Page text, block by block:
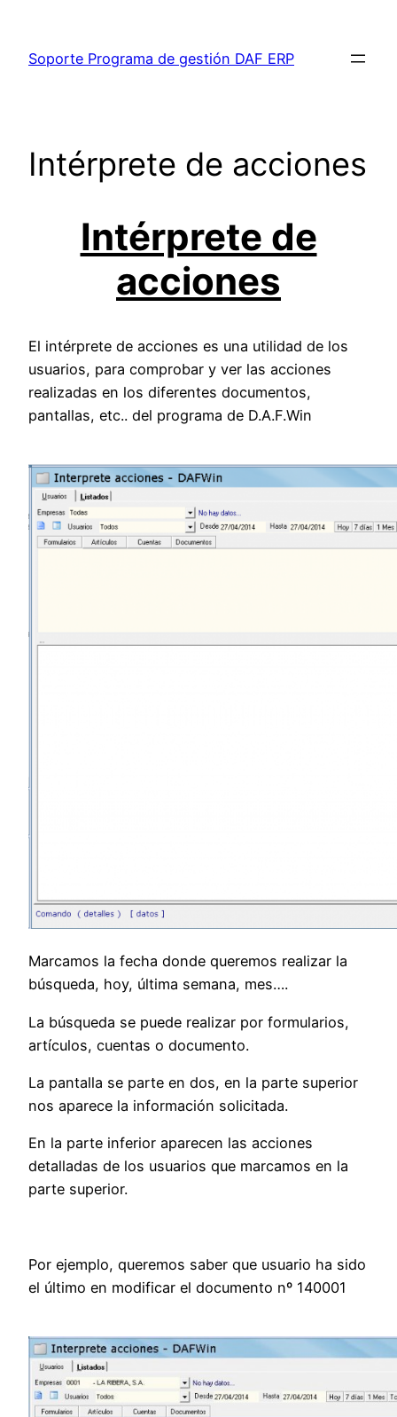
contenido
Soporte Programa de gestión DAF ERP
Intérprete de acciones
Intérprete de
acciones
El intérprete de acciones es una utilidad de los
usuarios, para comprobar y ver las acciones
realizadas en los diferentes documentos,
pantallas, etc.. del programa de D.A.F.Win
Marcamos la fecha donde queremos realizar la
búsqueda, hoy, última semana, mes….
La búsqueda se puede realizar por formularios,
artículos, cuentas o documento.
La pantalla se parte en dos, en la parte superior
nos aparece la información solicitada.
En la parte inferior aparecen las acciones
detalladas de los usuarios que marcamos en la
parte superior.
Por ejemplo, queremos saber que usuario ha sido
el último en modificar el documento nº 140001